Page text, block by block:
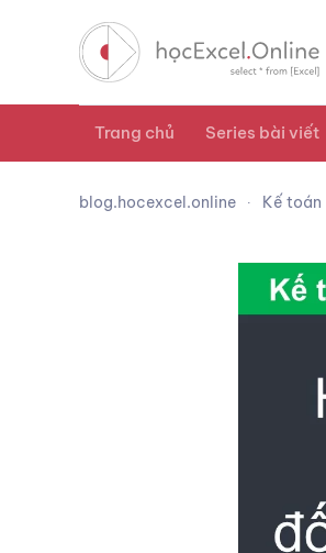
Trang chủ Series bài viết
blog.hocexcel.online Kế toán